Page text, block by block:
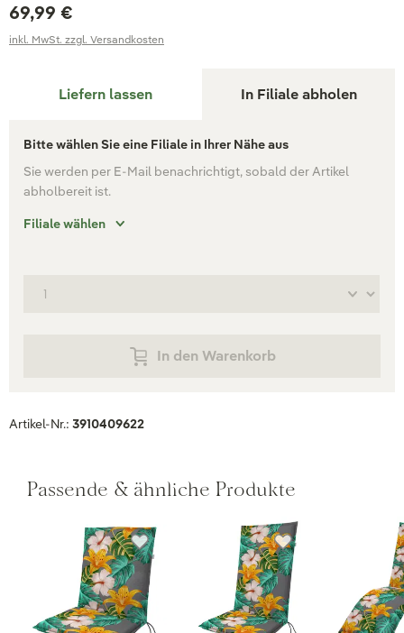
69,99 €
inkl. MwSt. zzgl. Versandkosten
Liefern lassen In Filiale abholen
Bitte wählen Sie eine Filiale in Ihrer Nähe aus
Sie werden per E-Mail benachrichtigt, sobald der Artikel
abholbereit ist.
Filiale wählen
In den Warenkorb
Artikel-Nr.: 3910409622
Passende & ähnliche Produkte